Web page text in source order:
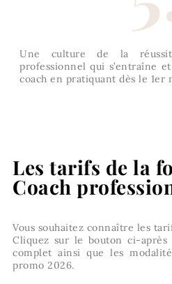
Une culture de la
professionnel qui s’entraîne
coach en pratiquant dès le 1er
Les tarifs de la
Coach
Vous souhaitez connaître les
Cliquez sur le bouton ci-
complet ainsi que les
promo 2026.